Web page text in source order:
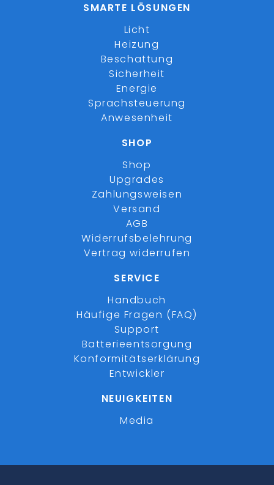
SMARTE LÖSUNGEN
Licht
Heizung
Beschattung
Sicherheit
Energie
Sprachsteuerung
Anwesenheit
SHOP
Shop
Upgrades
Zahlungsweisen
Versand
AGB
Widerrufsbelehrung
Vertrag widerrufen
SERVICE
Handbuch
Häufige Fragen (FAQ)
Support
Batterieentsorgung
Konformitätserklärung
Entwickler
NEUIGKEITEN
Media